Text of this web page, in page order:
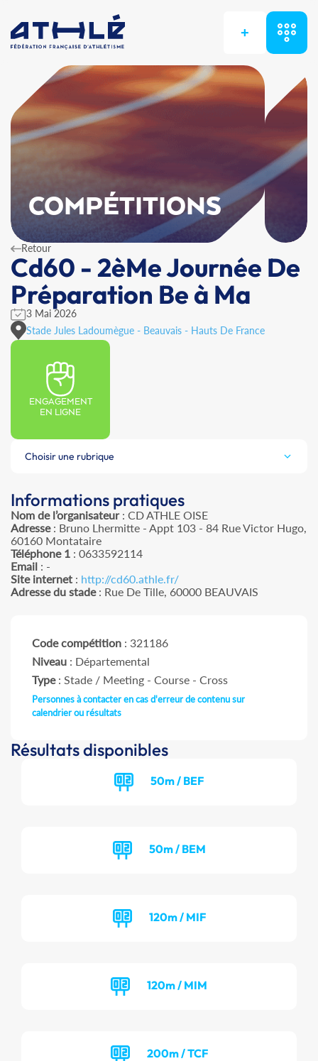
+
COMPÉTITIONS
Retour
Cd60 - 2èMe Journée De
Préparation Be à Ma
3 Mai 2026
Stade Jules Ladoumègue - Beauvais - Hauts De France
ENGAGEMENT
EN LIGNE
Choisir une rubrique
Informations pratiques
Nom de l’organisateur: CD ATHLE OISE
Adresse: Bruno Lhermitte - Appt 103 - 84 Rue Victor Hugo,
60160 Montataire
Téléphone 1 : 0633592114
Email : -
Site internet : http://cd60.athle.fr/
Adresse du stade: Rue De Tille, 60000 BEAUVAIS
Code compétition : 321186
Niveau : Départemental
Type: Stade / Meeting - Course - Cross
Personnes à contacter en cas d'erreur de contenu sur
calendrier ou résultats
Résultats disponibles
50m / BEF
50m / BEM
120m / MIF
120m / MIM
200m / TCF